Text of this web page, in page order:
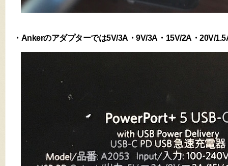
・Ankerのアダプターでは5V/3A・9V/3A・15V/2A・20V/